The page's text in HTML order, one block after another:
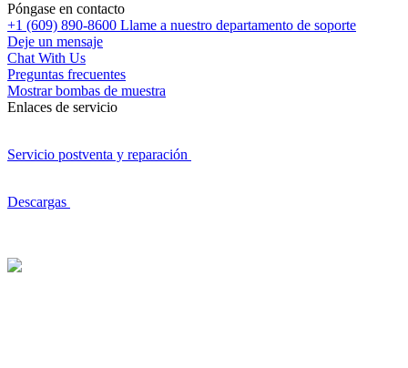
Póngase en contacto
+1 (609) 890-8600 Llame a nuestro departamento de soporte
Deje un mensaje
Chat With Us
Preguntas frecuentes
Mostrar bombas de muestra
Enlaces de servicio
Servicio postventa y reparación
Descargas